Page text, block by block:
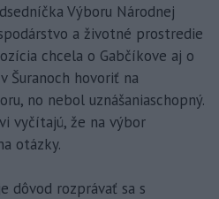
Výboru Národnej
a životné prostredie
chcela o Gabčíkove aj o
Šuranoch hovoriť na
no nebol uznášaniaschopný.
vyčítajú, že na výbor
otázky.
dôvod rozprávať sa s